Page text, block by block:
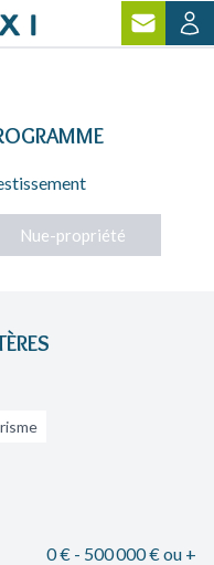
Nue-propriété
0 € - 500 000 €ou +